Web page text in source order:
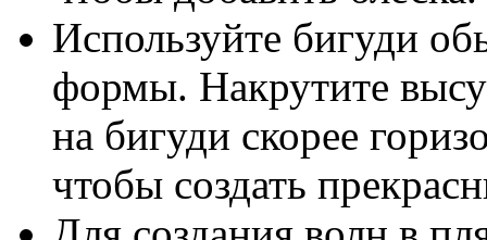
Используйте бигуди
формы. Накрутите
на бигуди скорее
чтобы создать